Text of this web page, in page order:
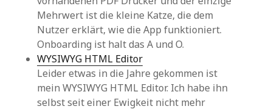
Mehrwert ist die kleine Katze, die dem
Nutzer erklärt, wie die App funktioniert.
Onboarding ist halt das A und O.
WYSIWYG HTML Editor
Leider etwas in die Jahre gekommen ist
mein WYSIWYG HTML Editor. Ich habe ihn
selbst seit einer Ewigkeit nicht mehr